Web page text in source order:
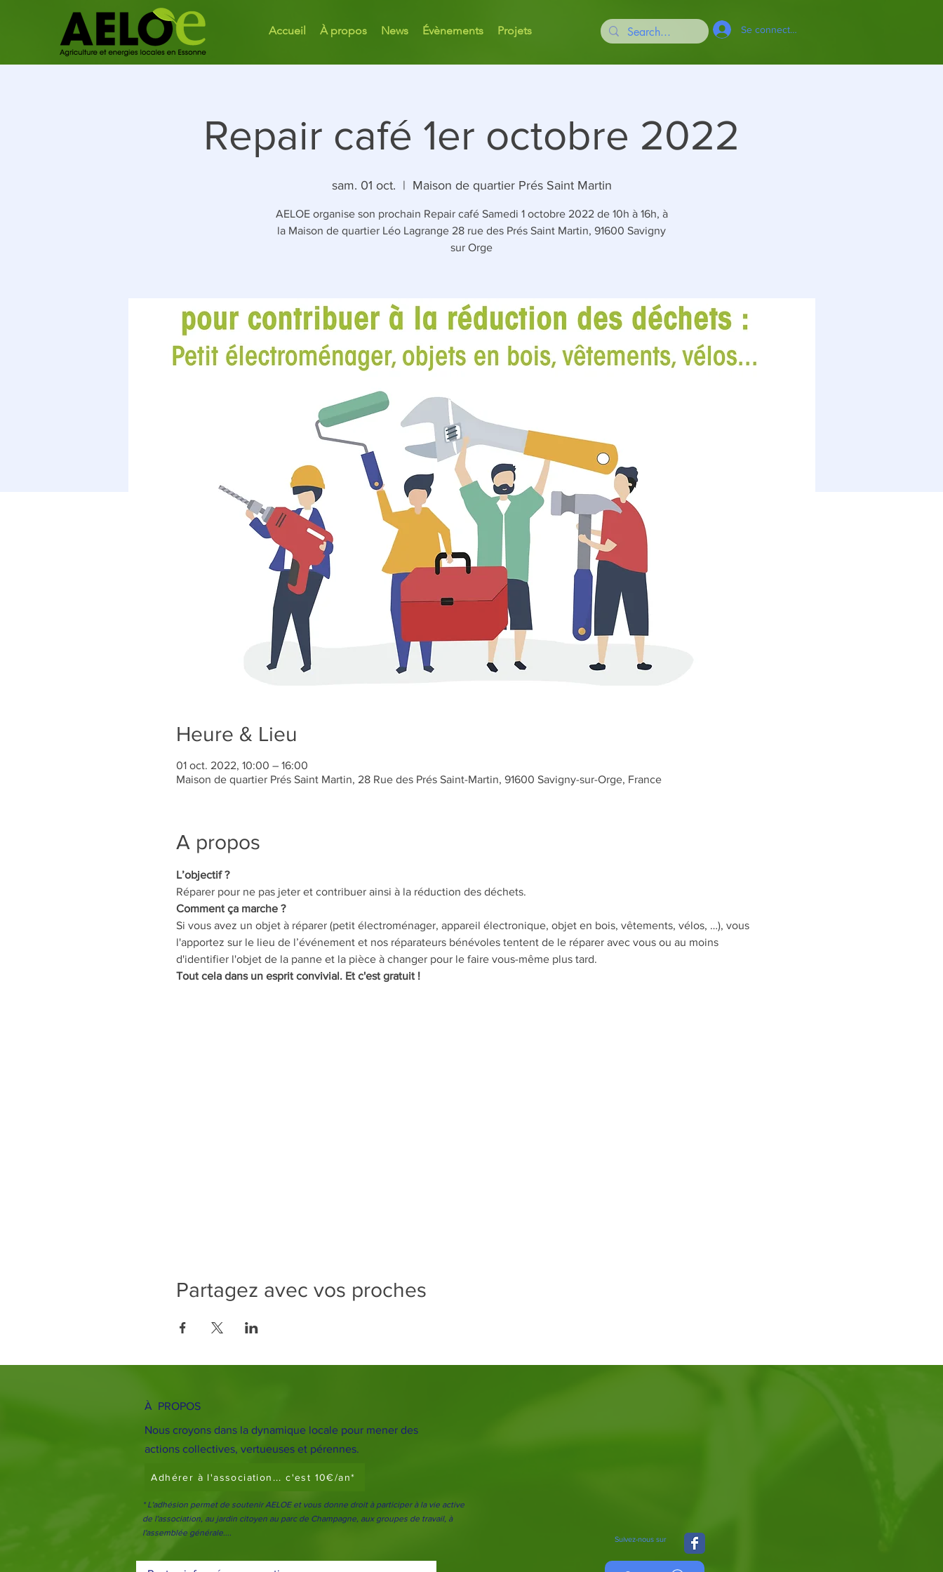
Accueil À propos News Évènements Projets Se connecter
Repair café 1er octobre 2022
sam. 01 oct.
  |
Maison de quartier Prés Saint Martin
AELOE organise son prochain Repair café Samedi 1 octobre 2022 de 10h à 16h, à
la Maison de quartier Léo Lagrange 28 rue des Prés Saint Martin, 91600 Savigny
sur Orge
Heure & Lieu
01 oct. 2022, 10:00 – 16:00
Maison de quartier Prés Saint Martin, 28 Rue des Prés Saint-Martin, 91600 Savigny-sur-Orge, France
A propos
L’objectif ?
Réparer pour ne pas jeter et contribuer ainsi à la réduction des déchets.
Comment ça marche ?
Si vous avez un objet à réparer (petit électroménager, appareil électronique, objet en bois, vêtements, vélos, …), vous
l'apportez sur le lieu de l’événement et nos réparateurs bénévoles tentent de le réparer avec vous ou au moins
Tout cela dans un esprit convivial. Et c'est gratuit !
Partagez avec vos proches
À PROPOS
Nous croyons dans la dynamique locale pour mener des
actions collectives, vertueuses et pérennes.
Adhérer à l'association... c'est 10€/an*
* L'adhésion permet de soutenir AELOE et vous donne droit à participer à la vie active
de l'association, au jardin citoyen au parc de Champagne, aux groupes de travail, à
l'assemblée générale....
Suivez-nous sur